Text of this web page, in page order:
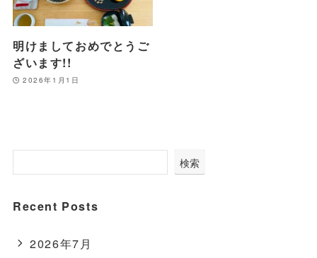
明けましておめでとうご
ざいます!!
2026年1月1日
検索
Recent Posts
2026年7月